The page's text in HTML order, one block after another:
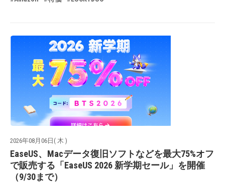
2026年08月06日( 木 )
EaseUS、Macデータ復旧ソフトなどを最大75%オフ
で販売する「EaseUS 2026 新学期セール」を開催
（9/30まで）